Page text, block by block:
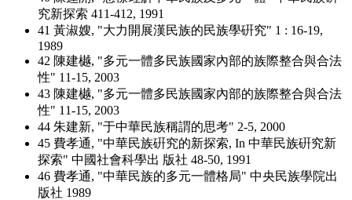
究新探索 411-412, 1991
41 黃淑嫂, "大力開展漢民族的民族學硏究" 1 : 16-19,
1989
42 陳建樾, "多元一體多民族國家內部的族際整合與合法
性" 11-15, 2003
43 陳建樾, "多元一體多民族國家內部的族際整合與合法
性" 11-15, 2003
44 朱建新, "于中華民族稱謂的思考" 2-5, 2000
45 費孝通, "中華民族硏究的新探索, In 中華民族硏究新
探索" 中國社會科學出 版社 48-50, 1991
46 費孝通, "中華民族的多元一體格局" 中央民族學院出
版社 1989